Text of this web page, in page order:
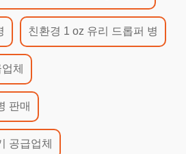
친환경 1 oz 유리 드롭퍼 병
체
판매
공급업체